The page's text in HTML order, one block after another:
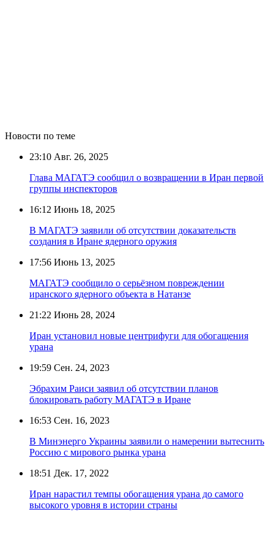
Новости по теме
23:10 Авг. 26, 2025
Глава МАГАТЭ сообщил о возвращении в Иран первой
группы инспекторов
16:12 Июнь 18, 2025
В МАГАТЭ заявили об отсутствии доказательств
создания в Иране ядерного оружия
17:56 Июнь 13, 2025
МАГАТЭ сообщило о серьёзном повреждении
иранского ядерного объекта в Натанзе
21:22 Июнь 28, 2024
Иран установил новые центрифуги для обогащения
урана
19:59 Сен. 24, 2023
Эбрахим Раиси заявил об отсутствии планов
блокировать работу МАГАТЭ в Иране
16:53 Сен. 16, 2023
В Минэнерго Украины заявили о намерении вытеснить
Россию с мирового рынка урана
18:51 Дек. 17, 2022
Иран нарастил темпы обогащения урана до самого
высокого уровня в истории страны